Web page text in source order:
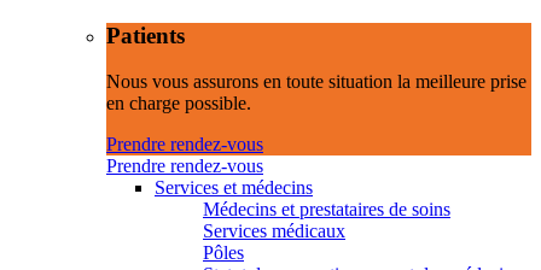
Patients
Nous vous assurons en toute situation la meilleure prise
en charge possible.
Prendre rendez-vous
Prendre rendez-vous
Services et médecins
Médecins et prestataires de soins
Services médicaux
Pôles